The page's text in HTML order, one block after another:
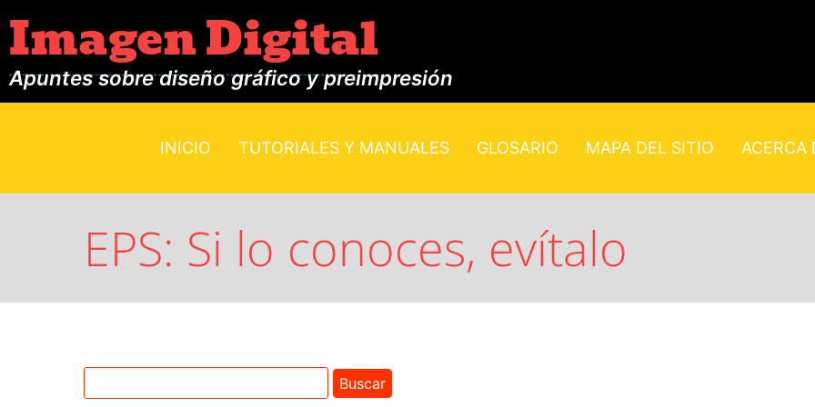
Imagen Digital
Apuntes sobre diseño gráfico y preimpresión
INICIO TUTORIALES Y MANUALES GLOSARIO MAPA DEL SITIO ACERCA
EPS: Si lo conoces, evítalo